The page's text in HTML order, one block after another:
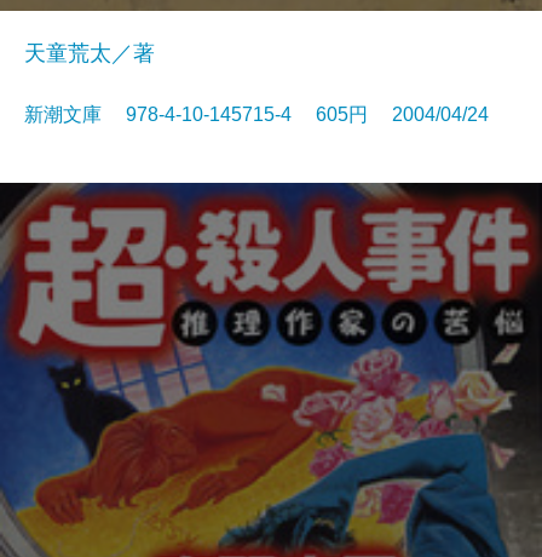
天童荒太／著
新潮文庫 978-4-10-145715-4 605円 2004/04/24